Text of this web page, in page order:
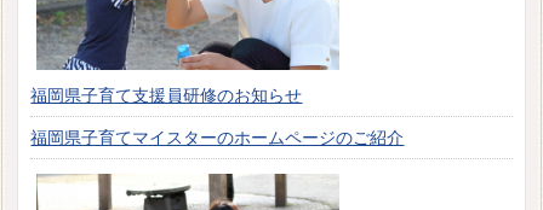
福岡県子育て支援員研修のお知らせ
福岡県子育てマイスターのホームページのご紹介